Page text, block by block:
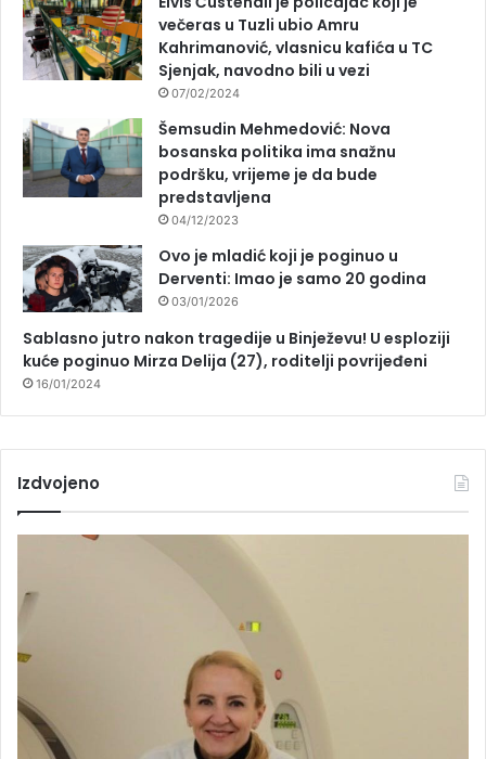
večeras u Tuzli ubio Amru
Kahrimanović, vlasnicu kafića u TC
Sjenjak, navodno bili u vezi
07/02/2024
Šemsudin Mehmedović: Nova
bosanska politika ima snažnu
podršku, vrijeme je da bude
predstavljena
04/12/2023
Ovo je mladić koji je poginuo u
Derventi: Imao je samo 20 godina
03/01/2026
Sablasno jutro nakon tragedije u Binježevu! U esploziji
kuće poginuo Mirza Delija (27), roditelji povrijeđeni
16/01/2024
Izdvojeno